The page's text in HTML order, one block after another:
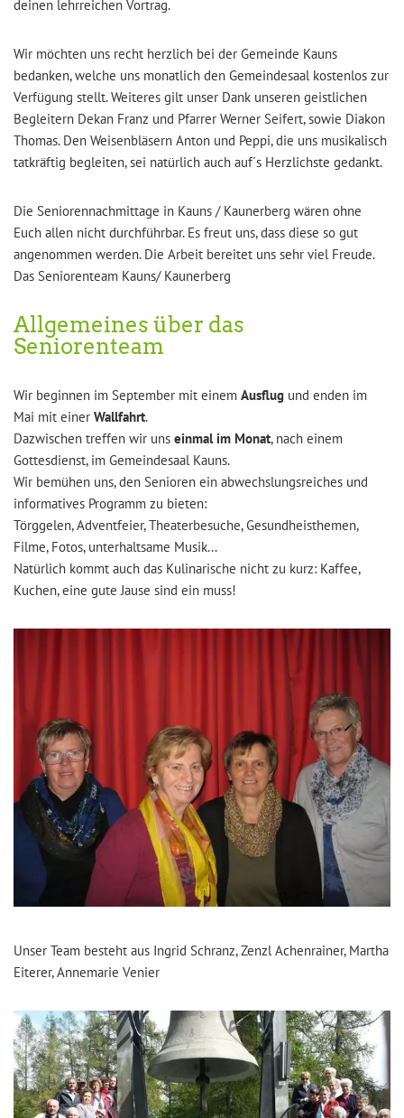
deinen lehrreichen Vortrag.
Wir möchten uns recht herzlich bei der Gemeinde Kauns
bedanken, welche uns monatlich den Gemeindesaal kostenlos zur
Verfügung stellt. Weiteres gilt unser Dank unseren geistlichen
Begleitern Dekan Franz und Pfarrer Werner Seifert, sowie Diakon
Thomas. Den Weisenbläsern Anton und Peppi, die uns musikalisch
tatkräftig begleiten, sei natürlich auch auf´s Herzlichste gedankt.
Die Seniorennachmittage in Kauns / Kaunerberg wären ohne
Euch allen nicht durchführbar. Es freut uns, dass diese so gut
angenommen werden. Die Arbeit bereitet uns sehr viel Freude.
Das Seniorenteam Kauns/ Kaunerberg
Allgemeines über das
Seniorenteam
Wir beginnen im September mit einem Ausflug und enden im
Mai mit einer Wallfahrt.
Dazwischen treffen wir uns einmal im Monat, nach einem
Gottesdienst, im Gemeindesaal Kauns.
Wir bemühen uns, den Senioren ein abwechslungsreiches und
informatives Programm zu bieten:
Törggelen, Adventfeier, Theaterbesuche, Gesundheisthemen,
Filme, Fotos, unterhaltsame Musik...
Natürlich kommt auch das Kulinarische nicht zu kurz: Kaffee,
Kuchen, eine gute Jause sind ein muss!
Unser Team besteht aus Ingrid Schranz, Zenzl Achenrainer, Martha
Eiterer, Annemarie Venier